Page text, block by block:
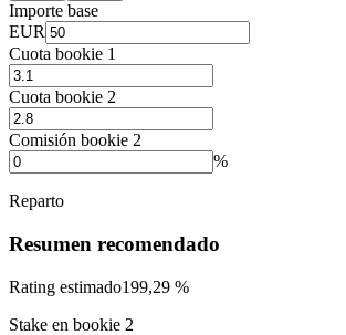
Importe base
EUR
Cuota bookie 1
Cuota bookie 2
Comisión bookie 2
%
Reparto
Resumen recomendado
Rating estimado199,29 %
Stake en bookie 2